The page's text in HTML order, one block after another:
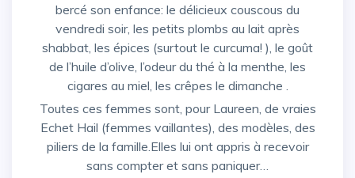
bercé son enfance: le délicieux couscous du
vendredi soir, les petits plombs au lait après
shabbat, les épices (surtout le curcuma! ), le goût
de l’huile d’olive, l’odeur du thé à la menthe, les
cigares au miel, les crêpes le dimanche .
Toutes ces femmes sont, pour Laureen, de vraies
Echet Hail (femmes vaillantes), des modèles, des
piliers de la famille.Elles lui ont appris à recevoir
sans compter et sans paniquer…